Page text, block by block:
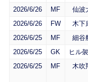
2026/6/26 MF 仙波
2026/6/26
FW 木下
2026/6/25
MF 細谷
2026/6/25
GK ヒル
2026/6/25
MF 木吹